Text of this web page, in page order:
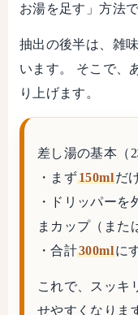
お湯を足す」方法で
抽出の後半は、雑
います。 そこで、
り上げます。
差し湯の基本（
・まず150mlだ
・ドリッパーを
まカップ（また
・合計300mlに
これで、スッキ
せやすくなりま